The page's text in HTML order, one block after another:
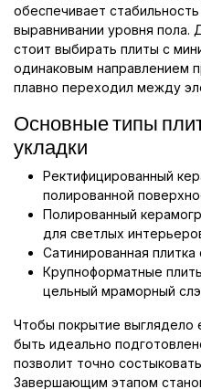
обеспечивает
выравнивании уровня пола.
стоит выбирать плиты с
одинаковым направлением
плавно переходил между
Основные типы
укладки
Ректифицированный
полированной
Полированный
для светлых
Сатинированная
Крупноформатные
цельный мраморный
Чтобы покрытие
быть идеально
позволит точно
Завершающим этапом